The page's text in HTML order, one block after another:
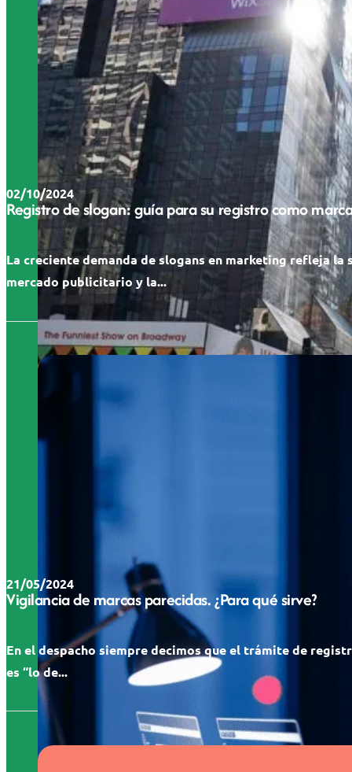
02/10/2024
Registro de slogan: guía para su registro como
La creciente demanda de slogans en marketing refleja la
mercado publicitario y la...
21/05/2024
Vigilancia de marcas parecidas. ¿Para qué sirve?
En el despacho siempre decimos que el trámite de
es “lo de...